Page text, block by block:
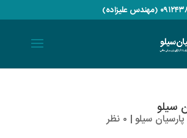
سیلو
پارسیان سیلو | ۰ نظر